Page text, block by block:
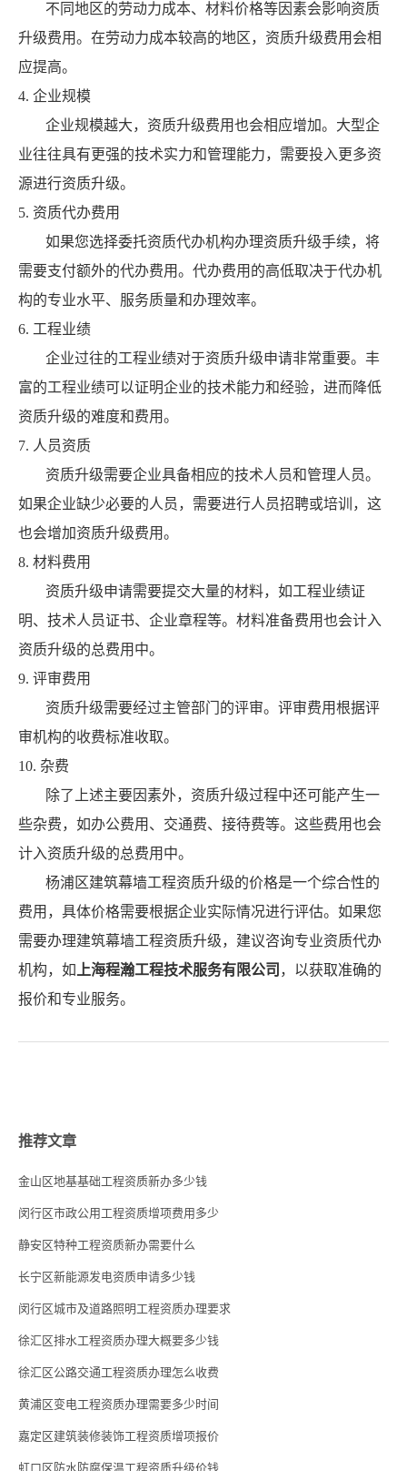
不同地区的劳动力成本、材料价格等因素会影响资质
升级费用。在劳动力成本较高的地区，资质升级费用会相
应提高。
4. 企业规模
企业规模越大，资质升级费用也会相应增加。大型企
业往往具有更强的技术实力和管理能力，需要投入更多资
源进行资质升级。
5. 资质代办费用
如果您选择委托资质代办机构办理资质升级手续，将
需要支付额外的代办费用。代办费用的高低取决于代办机
构的专业水平、服务质量和办理效率。
6. 工程业绩
企业过往的工程业绩对于资质升级申请非常重要。丰
富的工程业绩可以证明企业的技术能力和经验，进而降低
资质升级的难度和费用。
7. 人员资质
资质升级需要企业具备相应的技术人员和管理人员。
如果企业缺少必要的人员，需要进行人员招聘或培训，这
也会增加资质升级费用。
8. 材料费用
资质升级申请需要提交大量的材料，如工程业绩证
明、技术人员证书、企业章程等。材料准备费用也会计入
资质升级的总费用中。
9. 评审费用
资质升级需要经过主管部门的评审。评审费用根据评
审机构的收费标准收取。
10. 杂费
除了上述主要因素外，资质升级过程中还可能产生一
些杂费，如办公费用、交通费、接待费等。这些费用也会
计入资质升级的总费用中。
杨浦区建筑幕墙工程资质升级的价格是一个综合性的
费用，具体价格需要根据企业实际情况进行评估。如果您
需要办理建筑幕墙工程资质升级，建议咨询专业资质代办
机构，如 上海程瀚工程技术服务有限公司 ，以获取准确的
报价和专业服务。
推荐文章
金山区地基基础工程资质新办多少钱
闵行区市政公用工程资质增项费用多少
静安区特种工程资质新办需要什么
长宁区新能源发电资质申请多少钱
闵行区城市及道路照明工程资质办理要求
徐汇区排水工程资质办理大概要多少钱
徐汇区公路交通工程资质办理怎么收费
黄浦区变电工程资质办理需要多少时间
嘉定区建筑装修装饰工程资质增项报价
虹口区防水防腐保温工程资质升级价钱